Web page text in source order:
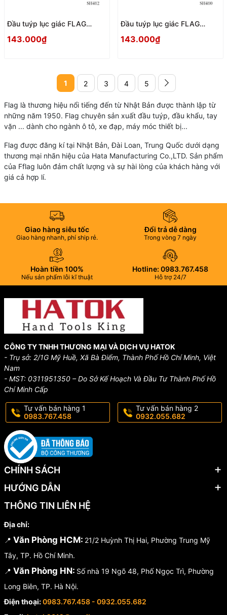
Đầu tuýp lục giác FLAG
143.000₫
Đầu tuýp lục giác FLAG
143.000₫
1 2 3 4 5
Flag là thương hiệu nổi tiếng đến từ Nhật Bản được thành lập từ
những năm 1950. Flag chuyên sản xuất đầu tuýp, đầu khẩu, tay
vặn ... dành cho ngành ô tô, xe đạp, máy móc thiết bị...
Flag được đăng kí tại Nhật Bản, Đài Loan, Trung Quốc dưới dạng
thương mại nhãn hiệu của Hata Manufacturing Co.,LTD. Sản phẩm
của Fflag luôn đảm chất lượng và sự hài lòng của khách hàng với
giá cả hợp lí.
Giao hàng siêu tốc
Giao hàng nhanh, phí ship rẻ.
Đổi trả dễ dàng
Trong vòng 7 ngày
Hoàn tiền 100%
Nếu sản phẩm lỗi kĩ thuật
Hotline: 0983.767.458
Hỗ trợ 24/7
CÔNG TY TNHH THƯƠNG MẠI VÀ DỊCH VỤ HATOK
- Trụ sở: 2/1G Mỹ Huề, Xã Bà Điểm, Thành Phố Hồ Chí Minh, Việt
Nam
- MST: 0311951350 – Do Sở Kế Hoạch Và Đầu Tư Thành Phố Hồ
Chí Minh Cấp
Tư vấn bán hàng 1
0983.767.458
Tư vấn bán hàng 2
0932.055.682
CHÍNH SÁCH
HƯỚNG DẪN
THÔNG TIN LIÊN HỆ
Địa chỉ:
📍 Văn Phòng HCM: 21/2 Huỳnh Thị Hai, Phường Trung Mỹ
Tây, TP. Hồ Chí Minh.
📍 Văn Phòng HN: Số nhà 19 Ngõ 48, Phố Ngọc Trì, Phường
Long Biên, TP. Hà Nội.
Điện thoại:0983.767.458 - 0932.055.682